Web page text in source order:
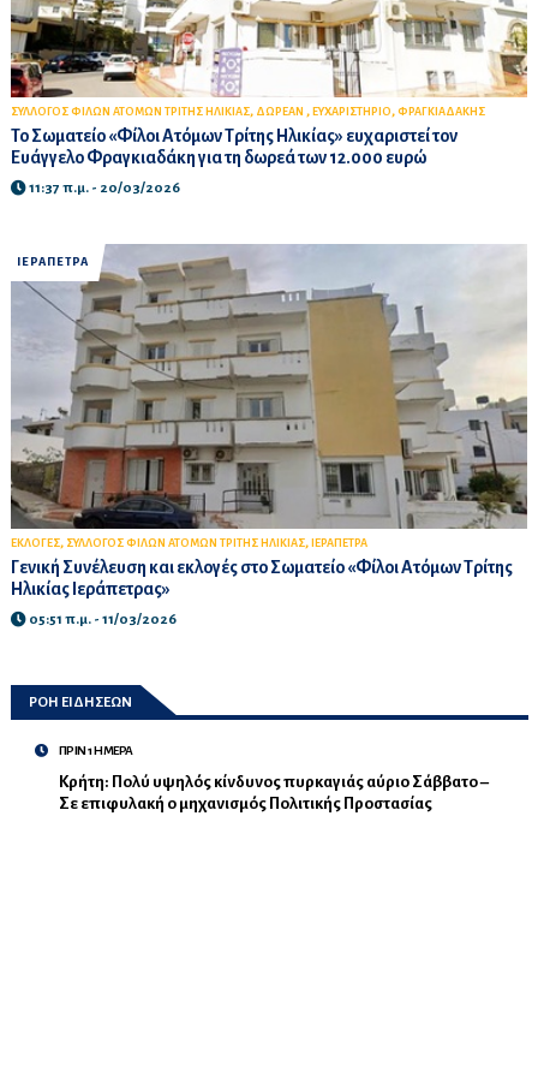
ΣΥΛΛΟΓΟΣ ΦΙΛΩΝ ΑΤΟΜΩΝ ΤΡΙΤΗΣ ΗΛΙΚΙΑΣ, ΔΩΡΕΑΝ , ΕΥΧΑΡΙΣΤΗΡΙΟ, ΦΡΑΓΚΙΑΔΑΚΗΣ
Το Σωματείο «Φίλοι Ατόμων Τρίτης Ηλικίας» ευχαριστεί τον
Ευάγγελο Φραγκιαδάκη για τη δωρεά των 12.000 ευρώ
11:37 π.μ. - 20/03/2026
ΙΕΡΑΠΕΤΡΑ
ΕΚΛΟΓΕΣ, ΣΥΛΛΟΓΟΣ ΦΙΛΩΝ ΑΤΟΜΩΝ ΤΡΙΤΗΣ ΗΛΙΚΙΑΣ, ΙΕΡΑΠΕΤΡΑ
Γενική Συνέλευση και εκλογές στο Σωματείο «Φίλοι Ατόμων Τρίτης
Ηλικίας Ιεράπετρας»
05:51 π.μ. - 11/03/2026
ΡΟΗ ΕΙΔΗΣΕΩΝ
ΠΡΙΝ 1 ΗΜΕΡΑ
Κρήτη: Πολύ υψηλός κίνδυνος πυρκαγιάς αύριο Σάββατο –
Σε επιφυλακή ο μηχανισμός Πολιτικής Προστασίας